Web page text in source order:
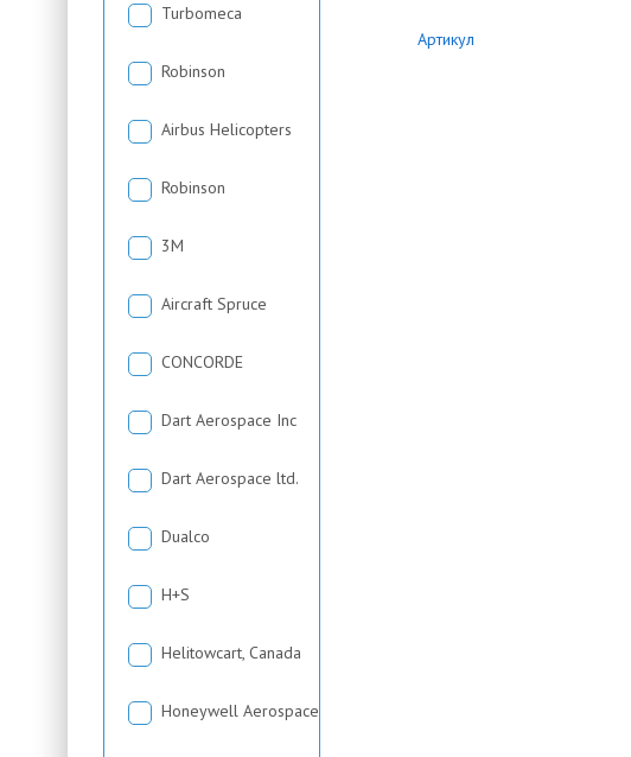
Turbomeca
Robinson
Airbus Helicopters
Robinson
3М
Aircraft Spruce
CONCORDE
Dart Aerospace Inc
Dart Aerospace ltd.
Dualco
H+S
Helitowcart, Canada
Honeywell Aerospace
Артикул